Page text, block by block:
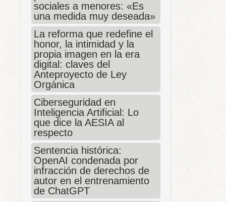
sociales a menores: «Es
una medida muy deseada»
La reforma que redefine el
honor, la intimidad y la
propia imagen en la era
digital: claves del
Anteproyecto de Ley
Orgánica
Ciberseguridad en
Inteligencia Artificial: Lo
que dice la AESIA al
respecto
Sentencia histórica:
OpenAI condenada por
infracción de derechos de
autor en el entrenamiento
de ChatGPT